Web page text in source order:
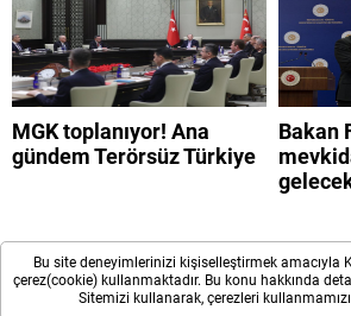
MGK toplanıyor! Ana
gündem Terörsüz Türkiye
Bakan
Bu site deneyimlerinizi kişiselleştirmek amacıyla
çerez(cookie) kullanmaktadır. Bu konu hakkında
Sitemizi kullanarak, çerezleri